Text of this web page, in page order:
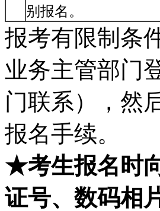
别报名。
报考有限制条
业务主管部门
门联系），然
报名手续。
★考生报名时
证号、数码相